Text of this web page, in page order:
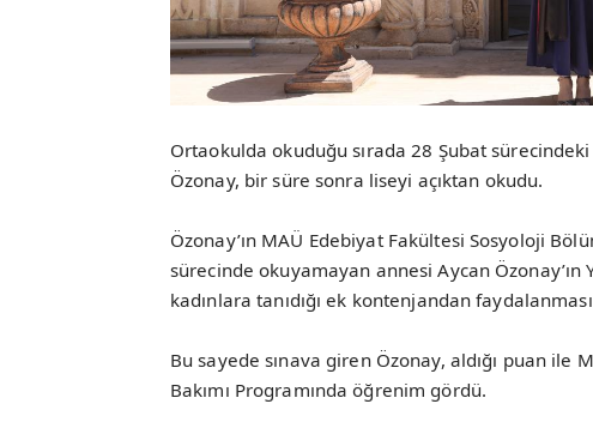
Ortaokulda okuduğu sırada 28 Şubat
Özonay, bir süre sonra liseyi açıktan okudu.
Özonay’ın MAÜ Edebiyat Fakültesi Sosyoloji
sürecinde okuyamayan annesi Aycan
kadınlara tanıdığı ek kontenjandan
Bu sayede sınava giren Özonay, aldığı puan ile
Bakımı Programında öğrenim gördü.